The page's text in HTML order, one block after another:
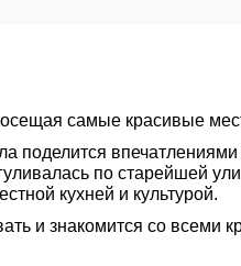
самые красивые
по старейшей
кухней и культурой.
и знакомится со всеми